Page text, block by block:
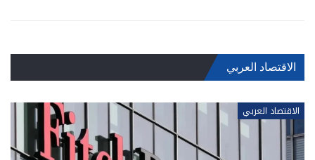
الاقتصاد العربي
الاقتصاد العربي